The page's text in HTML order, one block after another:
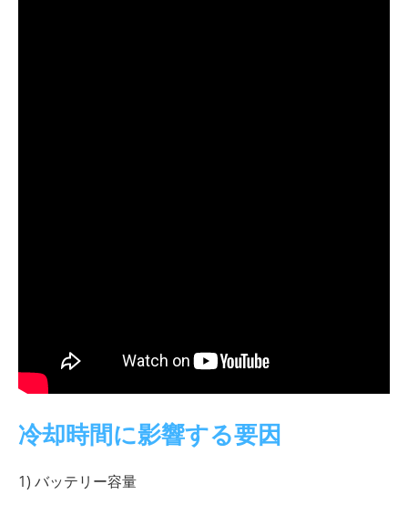
冷却時間に影響する要因
1) バッテリー容量